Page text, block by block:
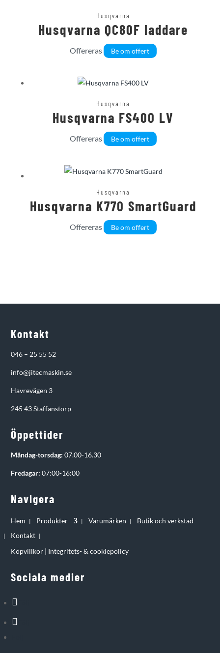
Husqvarna
Husqvarna QC80F laddare
Offereras Be om offert
Husqvarna
Husqvarna FS400 LV
Offereras Be om offert
Husqvarna
Husqvarna K770 SmartGuard
Offereras Be om offert
Kontakt
046 – 25 55 52
info@jitecmaskin.se
Havrevägen 3
245 43 Staffanstorp
Öppettider
Måndag-torsdag: 07.00-16.30
Fredagar: 07:00-16:00
Navigera
Hem Produkter Varumärken
Butik och verkstad
Kontakt
Köpvillkor | Integritets- & cookiepolicy
Sociala medier